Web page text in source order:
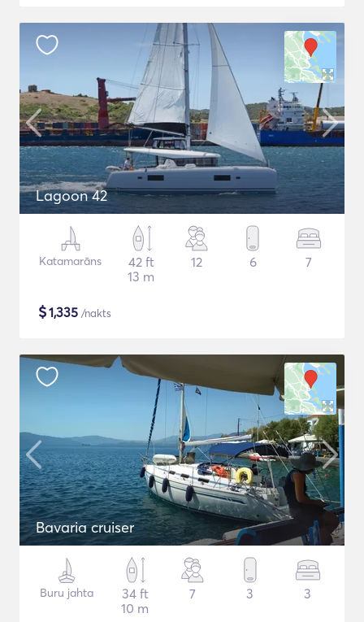
Lagoon 42
Katamarāns
42 ft
13 m
12 6 7
$1,335 /nakts
Bavaria cruiser
Buru jahta
34 ft
10 m
7 3 3